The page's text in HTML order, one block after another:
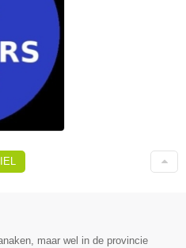
maar wel in de provincie